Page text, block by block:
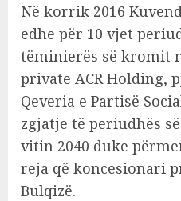
Në korrik 2016
edhe për 10 vjet
tëminierës së kromit
private ACR Holding,
Qeveria e Partisë
zgjatje të periudhës
vitin 2040 duke
reja që koncesionari
Bulqizë.